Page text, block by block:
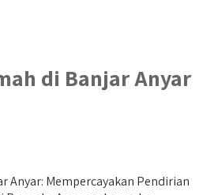
di Banjar Anyar
Anyar: Mempercayakan Pendirian